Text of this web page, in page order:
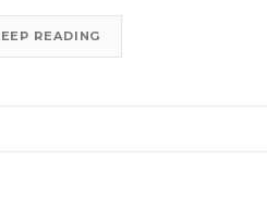
READING